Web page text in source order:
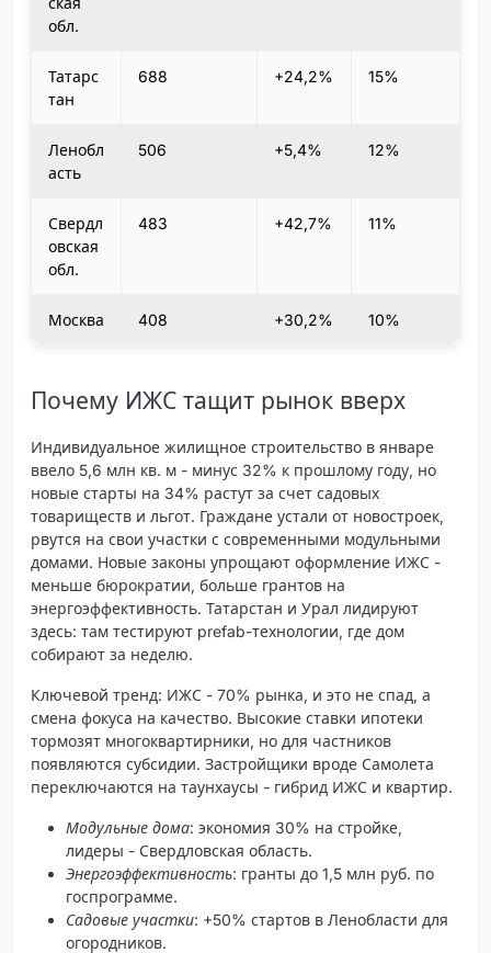
обл.
Татарс
тан
688 +24,2% 15%
Ленобл
асть
506 +5,4% 12%
Свердл
овская
обл.
483 +42,7% 11%
Москва 408 +30,2% 10%
Почему ИЖС тащит рынок вверх
Индивидуальное жилищное строительство в январе
ввело 5,6 млн кв. м - минус 32% к прошлому году, но
новые старты на 34% растут за счет садовых
товариществ и льгот. Граждане устали от новостроек,
рвутся на свои участки с современными модульными
домами. Новые законы упрощают оформление ИЖС -
меньше бюрократии, больше грантов на
энергоэффективность. Татарстан и Урал лидируют
здесь: там тестируют prefab-технологии, где дом
собирают за неделю.
Ключевой тренд: ИЖС - 70% рынка, и это не спад, а
смена фокуса на качество. Высокие ставки ипотеки
тормозят многоквартирники, но для частников
появляются субсидии. Застройщики вроде Самолета
переключаются на таунхаусы - гибрид ИЖС и квартир.
Модульные дома: экономия 30% на стройке,
лидеры - Свердловская область.
Энергоэффективность: гранты до 1,5 млн руб. по
госпрограмме.
Садовые участки: +50% стартов в Ленобласти для
огородников.